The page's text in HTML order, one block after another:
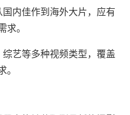
内佳作到海外大片，应有
。
艺等多种视频类型，覆盖